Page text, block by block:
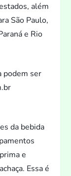
além
São Paulo,
e Rio
podem ser
da bebida
tos
e
Essa é